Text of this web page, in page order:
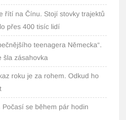
řítí na Čínu. Stojí stovky trajektů
přes 400 tisíc lidí
teenagera Německa“.
šla zásahovka
roku je za rohem. Odkud ho
se během pár hodin